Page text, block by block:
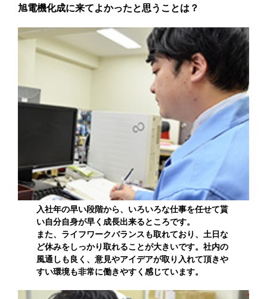
旭電機化成に来てよかったと思うことは？
入社年の早い段階から、いろいろな仕事を任せて貰
い自分自身が早く成長出来るところです。
また、ライフワークバランスも取れており、土日な
ど休みをしっかり取れることが大きいです。社内の
風通しも良く、意見やアイデアが取り入れて頂きや
すい環境も非常に働きやすく感じています。